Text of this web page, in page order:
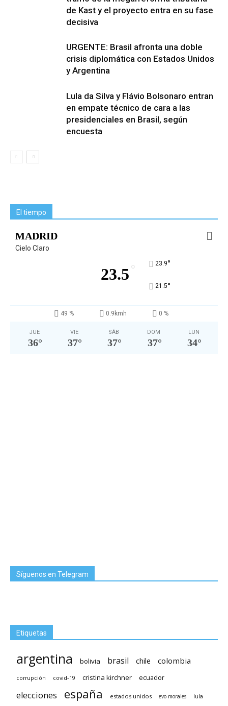
de Kast y el proyecto entra en su fase
decisiva
URGENTE: Brasil afronta una doble
crisis diplomática con Estados Unidos
y Argentina
Lula da Silva y Flávio Bolsonaro entran
en empate técnico de cara a las
presidenciales en Brasil, según
encuesta
El tiempo
MADRID
Cielo Claro
23.5 ° 23.9°
21.5°
49 % 0.9kmh 0 %
JUE
36°
VIE
37°
SÁB
37°
DOM
37°
LUN
34°
Síguenos en Telegram
Etiquetas
argentina bolivia brasil chile colombia
corrupción covid-19 cristina kirchner ecuador
elecciones españa estados unidos evo morales lula